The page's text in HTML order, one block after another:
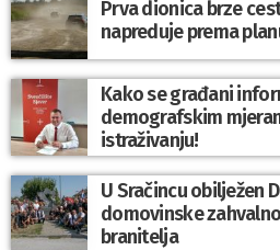
Prva dionica brze
napreduje prema
Kako se građani
demografskim
istraživanju!
U Sračincu obilježen
domovinske
branitelja